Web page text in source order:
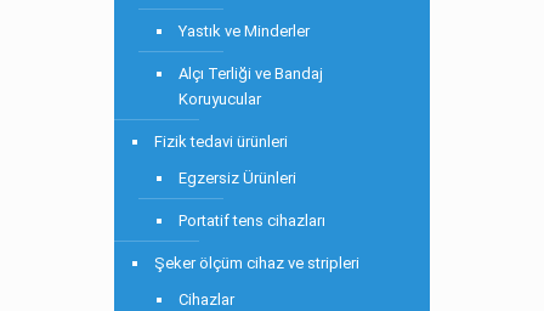
Yastık ve Minderler
Alçı Terliği ve Bandaj
Koruyucular
Fizik tedavi ürünleri
Egzersiz Ürünleri
Portatif tens cihazları
Şeker ölçüm cihaz ve stripleri
Cihazlar